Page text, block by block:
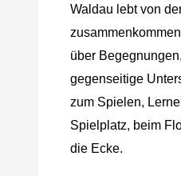
Waldau lebt von
über
gegenseitige
zum Spielen,
Spielplatz, beim
die Ecke.